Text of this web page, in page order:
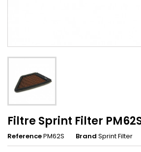
Filtre Sprint Filter
ReferencePM62S Brand Sprint Filter